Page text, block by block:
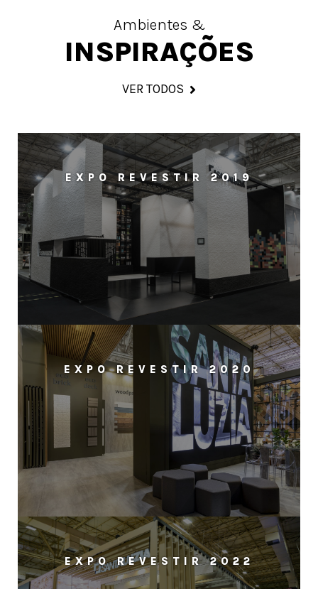
Ambientes &
INSPIRAÇÕES
VER TODOS
EXPO REVESTIR 2019
EXPO REVESTIR 2020
EXPO REVESTIR 2022